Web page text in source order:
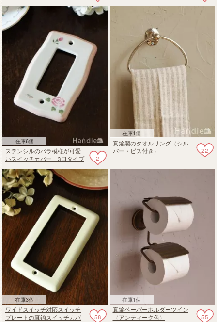
在庫6個
2
ステンシルのバラ模様が可愛
いスイッチカバー、3口タイプ
在庫1個
22
真鍮製のタオルリング（シル
バー・ビス付き）
在庫3個
58
ワイドスイッチ対応スイッチ
プレートの真鍮スイッチカバ
在庫1個
55
真鍮ペーパーホルダーツイン
（アンティーク色）